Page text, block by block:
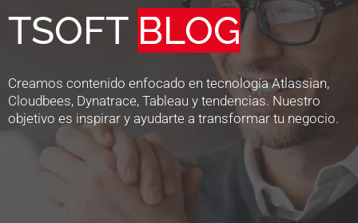
TSOFT BLOG
Creamos contenido enfocado en tecnología Atlassian,
Cloudbees, Dynatrace, Tableau y tendencias. Nuestro
objetivo es inspirar y ayudarte a transformar tu negocio.